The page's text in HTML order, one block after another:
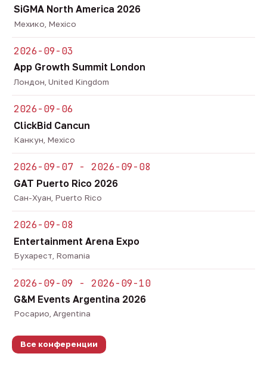
SiGMA North America 2026
Мехико, Mexico
2026-09-03
App Growth Summit London
Лондон, United Kingdom
2026-09-06
ClickBid Cancun
Канкун, Mexico
2026-09-07 - 2026-09-08
GAT Puerto Rico 2026
Сан-Хуан, Puerto Rico
2026-09-08
Entertainment Arena Expo
Бухарест, Romania
2026-09-09 - 2026-09-10
G&M Events Argentina 2026
Росарио, Argentina
Все конференции